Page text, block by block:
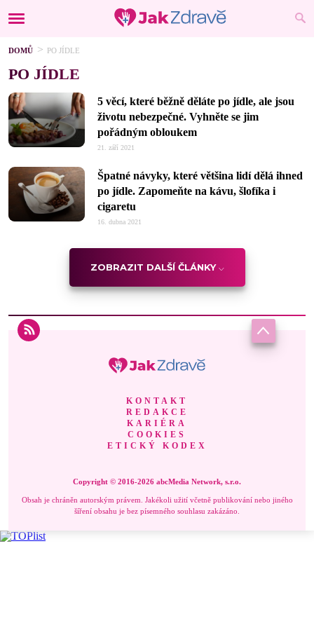
DOMŮ PO JÍDLE
PO JÍDLE
5 věcí, které běžně děláte po jídle, ale jsou
životu nebezpečné. Vyhněte se jim
pořádným obloukem
21. září 2021
Špatné návyky, které většina lidí dělá ihned
po jídle. Zapomeňte na kávu, šlofíka i
cigaretu
16. dubna 2021
ZOBRAZIT DALŠÍ ČLÁNKY
KONTAKT
REDAKCE
KARIÉRA
COOKIES
ETICKÝ KODEX
Copyright © 2016-2026 abcMedia Network, s.r.o.
Obsah je chráněn autorským právem. Jakékoli užití včetně publikování nebo jiného
šíření obsahu je bez písemného souhlasu zakázáno.